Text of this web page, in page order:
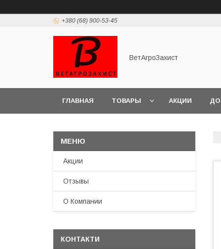
+380 (68) 900-53-45
ВетАгроЗахист
ГЛАВНАЯ ТОВАРЫ АКЦИИ
Акции
Отзывы
О Компании
КОНТАКТИ